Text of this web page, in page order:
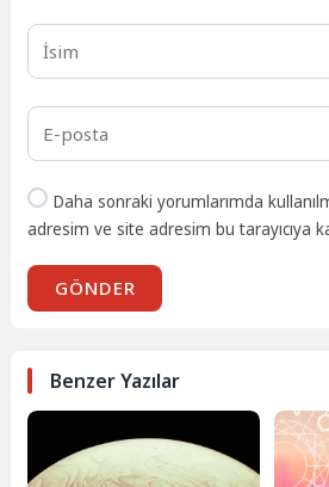
Daha sonraki yorumlarımda
adresim ve site adresim bu tarayıcıya
GÖNDER
Benzer Yazılar